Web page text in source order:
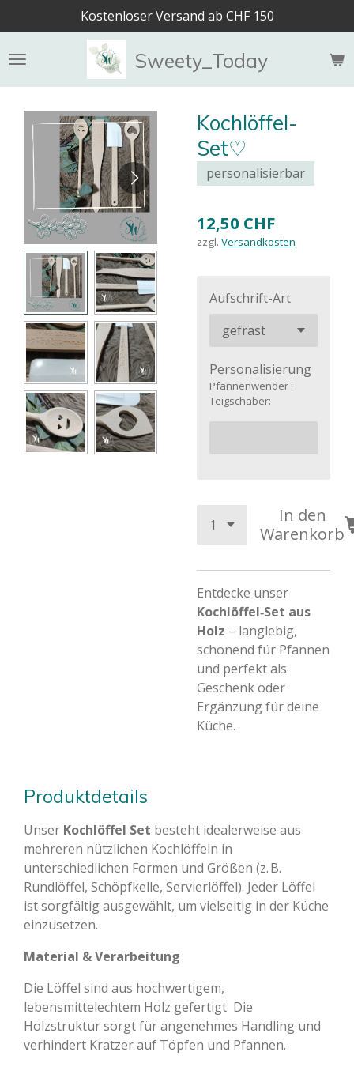
Hauptinhalt
springen
Sweety_Today
Kostenloser Versand ab CHF 150
Kochlöffel-
Set♡
personalisierbar
12,50 CHF
zzgl. Versandkosten
Aufschrift-Art
Personalisierung
Pfannenwender :
Teigschaber:
In den
Warenkorb
Entdecke unser
Kochlöffel‑Set aus
Holz – langlebig,
schonend für Pfannen
und perfekt als
Geschenk oder
Ergänzung für deine
Küche.
Produktdetails
Unser Kochlöffel Set besteht idealerweise aus
mehreren nützlichen Kochlöffeln in
unterschiedlichen Formen und Größen (z. B.
Rundlöffel, Schöpfkelle, Servierlöffel). Jeder Löffel
ist sorgfältig ausgewählt, um vielseitig in der Küche
einzusetzen.
Material & Verarbeitung
Die Löffel sind aus hochwertigem,
lebensmittelechtem Holz gefertigt Die
Holzstruktur sorgt für angenehmes Handling und
verhindert Kratzer auf Töpfen und Pfannen.